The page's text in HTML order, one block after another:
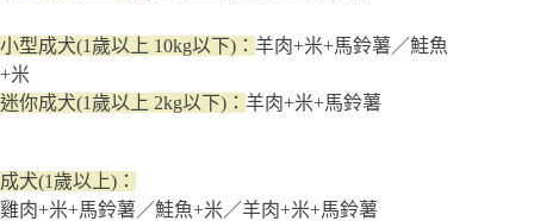
小型成犬(1歲以上 10kg以下)： 羊肉+米+馬鈴薯／鮭魚
+米
迷你成犬(1歲以上 2kg以下)： 羊肉+米+馬鈴薯
成犬(1歲以上)：
雞肉+米+馬鈴薯／鮭魚+米／羊肉+米+馬鈴薯